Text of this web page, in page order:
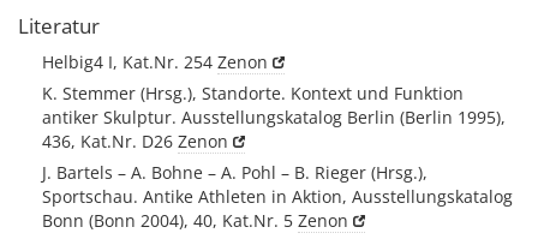
Literatur
Helbig4 I, Kat.Nr. 254 Zenon
K. Stemmer (Hrsg.), Standorte. Kontext und Funktion
antiker Skulptur. Ausstellungskatalog Berlin (Berlin 1995),
436, Kat.Nr. D26 Zenon
J. Bartels – A. Bohne – A. Pohl – B. Rieger (Hrsg.),
Sportschau. Antike Athleten in Aktion, Ausstellungskatalog
Bonn (Bonn 2004), 40, Kat.Nr. 5 Zenon